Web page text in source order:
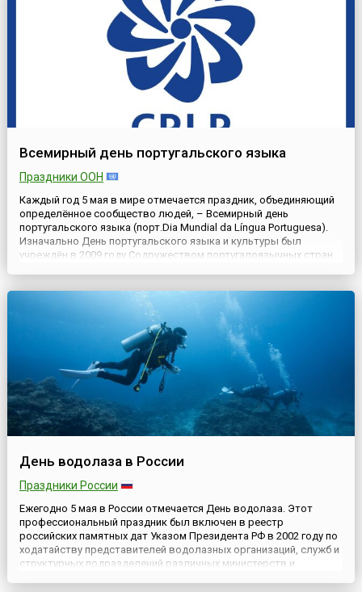
Всемирный день португальского языка
Праздники ООН
Каждый год 5 мая в мире отмечается праздник, объединяющий
определённое сообщество людей, – Всемирный день
португальского языка (порт.Dia Mundial da Língua Portuguesa).
Изначально День португальского языка и культуры был
учреждён в 2009 году Содружеством португалоязычных стран
День водолаза в России
Праздники России
Ежегодно 5 мая в России отмечается День водолаза. Этот
профессиональный праздник был включен в реестр
российских памятных дат Указом Президента РФ в 2002 году по
ходатайству представителей водолазных организаций, служб и
структурных подразделений различных министерств и